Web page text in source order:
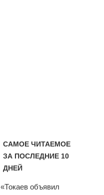
САМОЕ ЧИТАЕМОЕ
ЗА ПОСЛЕДНИЕ 10
ДНЕЙ
«Токаев объявил